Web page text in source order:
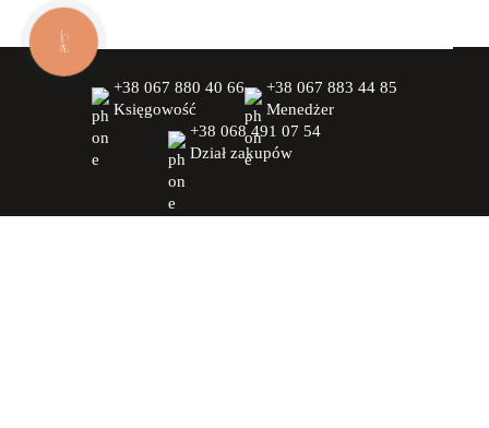
+38 067 880 40 66
Księgowość
+38 067 883 44 85
Menedżer
+38 068 491 07 54
Dział zakupów
КНОПКА
ЗВ'ЯЗКУ